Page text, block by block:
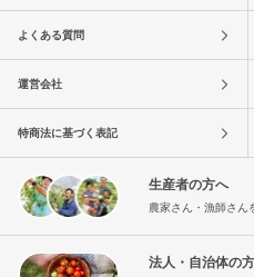
よくある質問
運営会社
特商法に基づく表記
生産者の方へ
農家さん・漁師さん
法人・自治体の